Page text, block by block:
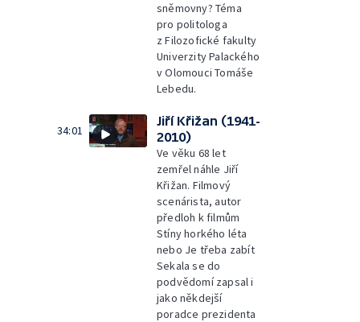
sněmovny? Téma
pro politologa
z Filozofické fakulty
Univerzity Palackého
v Olomouci Tomáše
Lebedu.
34:01
Jiří Křižan (1941-
2010)
Ve věku 68 let
zemřel náhle Jiří
Křižan. Filmový
scenárista, autor
předloh k filmům
Stíny horkého léta
nebo Je třeba zabít
Sekala se do
podvědomí zapsal i
jako někdejší
poradce prezidenta